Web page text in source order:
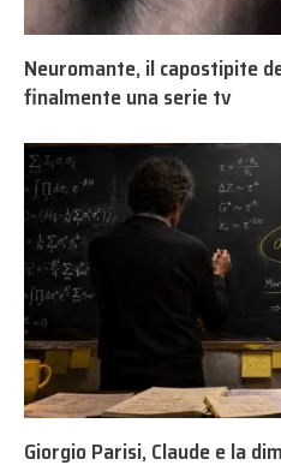
Neuromante, il capostipite
finalmente una serie tv
Giorgio Parisi, Claude e la